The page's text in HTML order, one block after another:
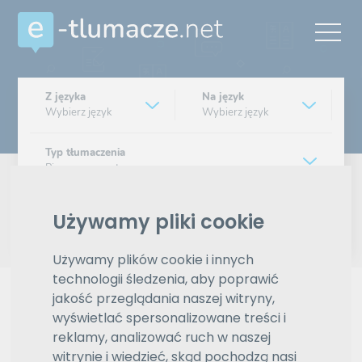
Używamy pliki cookie
Używamy plików cookie i innych
technologii śledzenia, aby poprawić
jakość przeglądania naszej witryny,
wyświetlać spersonalizowane treści i
reklamy, analizować ruch w naszej
witrynie i wiedzieć, skąd pochodzą nasi
Z języka
Wybierz język
Na język
Wybierz język
Typ tłumaczenia
Pisemne czy ustne
Znajdź tłumacza
Wyszukiwanie zaawansowane
Reklama